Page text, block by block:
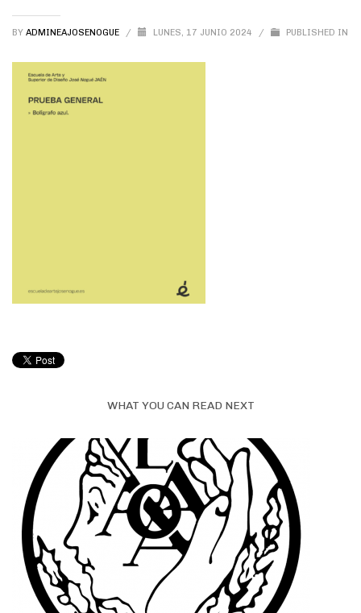
BY ADMINEAJOSENOGUE / LUNES, 17 JUNIO 2024 / PUBLISHED IN
WHAT YOU CAN READ NEXT